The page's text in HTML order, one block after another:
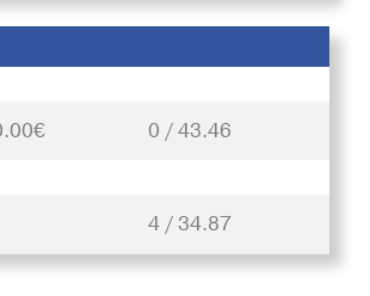
0 / 43.46
4 / 34.87